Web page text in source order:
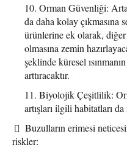
Orman Güvenliği:
da daha kolay çıkmasına
ürünlerine ek olarak,
olmasına zemin
şeklinde küresel
arttıracaktır.
Biyolojik Çeşitlilik:
artışları ilgili habitatları
Buzulların erimesi
riskler: